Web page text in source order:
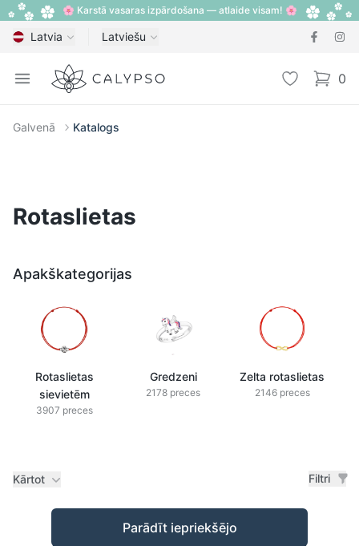
🌸 Karstā vasaras izpārdošana — atlaide visam! 🌸
Latvia Latviešu
Open menu
Calypso Vēlmju 0
items
Galvenā Katalogs
Rotaslietas
Apakškategorijas
Rotaslietas
sievietēm
3907 preces
Gredzeni
2178 preces
Zelta rotaslietas
2146 preces
Kārtot Filtri
Preces
Parādīt iepriekšējo